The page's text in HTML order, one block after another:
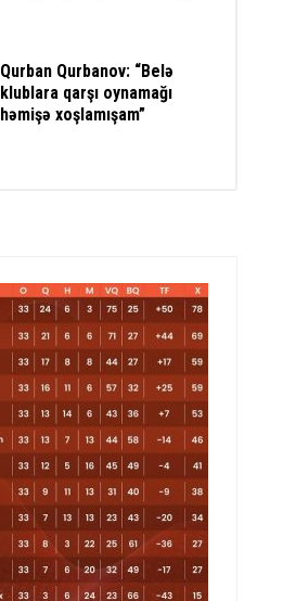
Qurban Qurbanov: “Belə
klublara qarşı oynamağı
həmişə xoşlamışam”